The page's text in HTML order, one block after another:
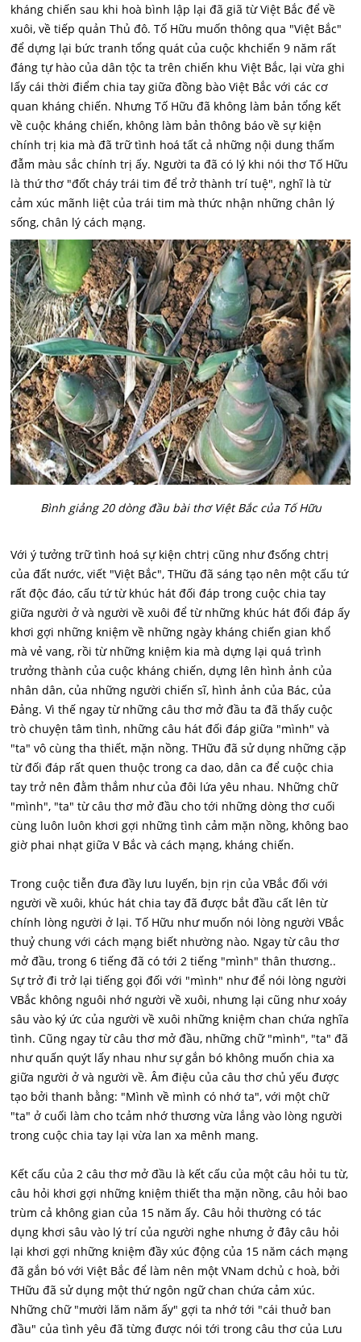
kháng chiến sau khi hoà bình lập lại đã giã từ Việt Bắc để về
xuôi, về tiếp quản Thủ đô. Tố Hữu muốn thông qua "Việt Bắc"
để dựng lại bức tranh tổng quát của cuộc khchiến 9 năm rất
đáng tự hào của dân tộc ta trên chiến khu Việt Bắc, lại vừa ghi
lấy cái thời điểm chia tay giữa đồng bào Việt Bắc với các cơ
quan kháng chiến. Nhưng Tố Hữu đã không làm bản tổng kết
về cuộc kháng chiến, không làm bản thông báo về sự kiện
chính trị kia mà đã trữ tình hoá tất cả những nội dung thấm
đẫm màu sắc chính trị ấy. Người ta đã có lý khi nói thơ Tố Hữu
là thứ thơ "đốt cháy trái tim để trở thành trí tuệ", nghĩ là từ
cảm xúc mãnh liệt của trái tim mà thức nhận những chân lý
sống, chân lý cách mạng.
Bình giảng 20 dòng đầu bài thơ Việt Bắc của Tố Hữu
Với ý tưởng trữ tình hoá sự kiện chtrị cũng như đsống chtrị
của đất nước, viết "Việt Bắc", THữu đã sáng tạo nên một cấu tứ
rất độc đáo, cấu tứ từ khúc hát đối đáp trong cuộc chia tay
giữa người ở và người về xuôi để từ những khúc hát đối đáp ấy
khơi gợi những kniệm về những ngày kháng chiến gian khổ
mà vẻ vang, rồi từ những kniệm kia mà dựng lại quá trình
trưởng thành của cuộc kháng chiến, dựng lên hình ảnh của
nhân dân, của những người chiến sĩ, hình ảnh của Bác, của
Đảng. Vì thế ngay từ những câu thơ mở đầu ta đã thấy cuộc
trò chuyện tâm tình, những câu hát đối đáp giữa "mình" và
"ta" vô cùng tha thiết, mặn nồng. THữu đã sử dụng những cặp
từ đối đáp rất quen thuộc trong ca dao, dân ca để cuộc chia
tay trở nên đằm thắm như của đôi lứa yêu nhau. Những chữ
"mình", "ta" từ câu thơ mở đầu cho tới những dòng thơ cuối
cùng luôn luôn khơi gợi những tình cảm mặn nồng, không bao
giờ phai nhạt giữa V Bắc và cách mạng, kháng chiến.
Trong cuộc tiễn đưa đầy lưu luyến, bịn rịn của VBắc đối với
người về xuôi, khúc hát chia tay đã được bắt đầu cất lên từ
chính lòng người ở lại. Tố Hữu như muốn nói lòng người VBắc
thuỷ chung với cách mạng biết nhường nào. Ngay từ câu thơ
mở đầu, trong 6 tiếng đã có tới 2 tiếng "mình" thân thương..
Sự trở đi trở lại tiếng gọi đối với "mình" như để nói lòng người
VBắc không nguôi nhớ người về xuôi, nhưng lại cũng như xoáy
sâu vào ký ức của người về xuôi những kniệm chan chứa nghĩa
tình. Cũng ngay từ câu thơ mở đầu, những chữ "mình", "ta" đã
như quấn quýt lấy nhau như sự gắn bó không muốn chia xa
giữa người ở và người về. Âm điệu của câu thơ chủ yếu được
tạo bởi thanh bằng: "Mình về mình có nhớ ta", với một chữ
"ta" ở cuối làm cho tcảm nhớ thương vừa lắng vào lòng người
trong cuộc chia tay lại vừa lan xa mênh mang.
Kết cấu của 2 câu thơ mở đầu là kết cấu của một câu hỏi tu từ,
câu hỏi khơi gợi những kniệm thiết tha mặn nồng, câu hỏi bao
trùm cả không gian của 15 năm ấy. Câu hỏi thường có tác
dụng khơi sâu vào lý trí của người nghe nhưng ở đây câu hỏi
lại khơi gợi những kniệm đầy xúc động của 15 năm cách mạng
đã gắn bó với Việt Bắc để làm nên một VNam dchủ c hoà, bởi
THữu đã sử dụng một thứ ngôn ngữ chan chứa cảm xúc.
Những chữ "mười lăm năm ấy" gợi ta nhớ tới "cái thuở ban
đầu" của tình yêu đã từng được nói tới trong câu thơ của Lưu